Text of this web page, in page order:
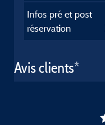
Infos pré et post
réservation
Avis clients*